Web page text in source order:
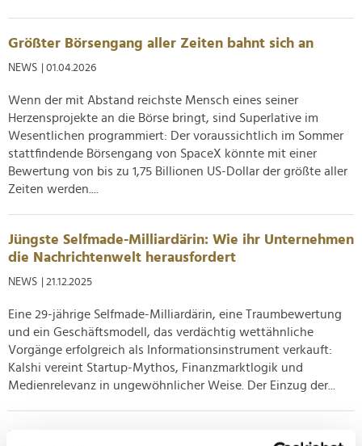
Größter Börsengang aller Zeiten bahnt sich an
NEWS | 01.04.2026
Wenn der mit Abstand reichste Mensch eines seiner
Herzensprojekte an die Börse bringt, sind Superlative im
Wesentlichen programmiert: Der voraussichtlich im Sommer
stattfindende Börsengang von SpaceX könnte mit einer
Bewertung von bis zu 1,75 Billionen US-Dollar der größte aller
Zeiten werden....
Jüngste Selfmade-Milliardärin: Wie ihr Unternehmen
die Nachrichtenwelt herausfordert
NEWS | 21.12.2025
Eine 29-jährige Selfmade-Milliardärin, eine Traumbewertung
und ein Geschäftsmodell, das verdächtig wettähnliche
Vorgänge erfolgreich als Informationsinstrument verkauft:
Kalshi vereint Startup-Mythos, Finanzmarktlogik und
Medienrelevanz in ungewöhnlicher Weise. Der Einzug der...
Novo Nordisk: Aktien-Einbruch nach Alzheimer-